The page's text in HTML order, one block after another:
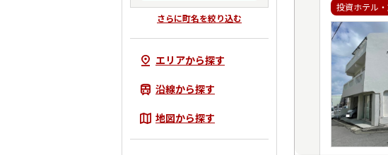
投資ホテル
さらに町名を絞り込む
エリアから探す
沿線から探す
地図から探す